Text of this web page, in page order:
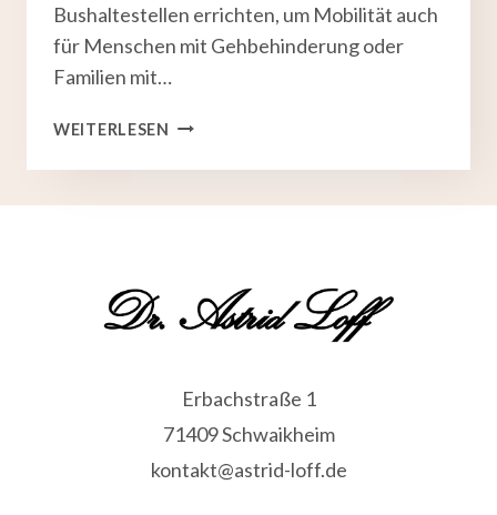
Bushaltestellen errichten, um Mobilität auch
für Menschen mit Gehbehinderung oder
Familien mit…
WEITERLESEN SCHWAIKHEIM
ALLE
Erbachstraße 1
71409 Schwaikheim
kontakt@astrid-loff.de